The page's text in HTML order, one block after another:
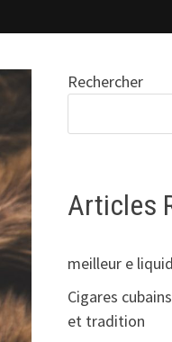
Rechercher
Articles
meilleur e
Cigares
et tradition